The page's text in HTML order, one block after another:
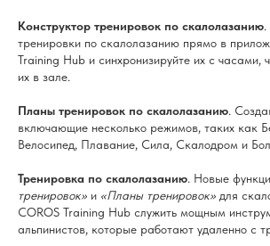
Конструктор тренировок по скалолазанию.
тренировки по скалолазанию прямо в
Training Hub и синхронизируйте их с часами,
их в зале.
Планы тренировок по скалолазанию.
включающие несколько режимов, таких как
Велосипед, Плавание, Сила, Скалодром и
Тренировка по скалолазанию. Новые
тренировок» и «Планы тренировок» для
COROS Training Hub служить мощным
альпинистов, которые работают удаленно с